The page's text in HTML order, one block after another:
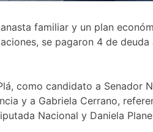
familiar y un plan
se pagaron 4 de
como candidato a Senador
y a Gabriela Cerrano,
Nacional y Daniela